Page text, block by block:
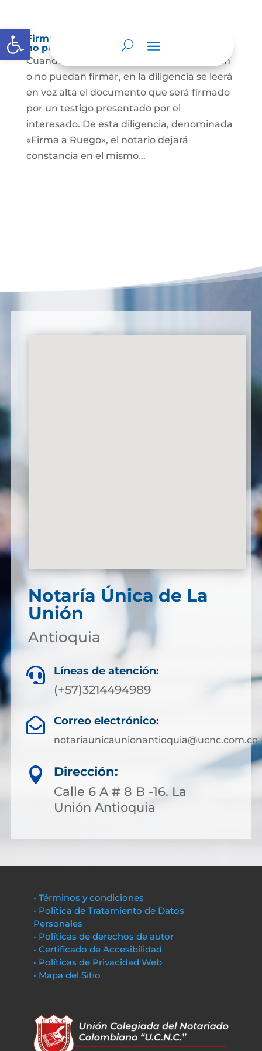
Abrir barra de herramientas
Firma a Ruego – Personas que no saben o
no puede firmar
Cuando se trate de personas que no sepan
o no puedan firmar, en la diligencia se leerá
en voz alta el documento que será firmado
por un testigo presentado por el
interesado. De esta diligencia, denominada
«Firma a Ruego», el notario dejará
constancia en el mismo...
Notaría Única de La
Unión
Antioquia
 Líneas de atención:
(+57)3214494989
 Correo electrónico:
notariaunicaunionantioquia@ucnc.com.co

Dirección:
Calle 6 A # 8 B -16. La
Unión Antioquia
• Términos y condiciones
• Política de Tratamiento de Datos
Personales
• Políticas de derechos de autor
• Certificado de Accesibilidad
• Políticas de Privacidad Web
• Mapa del Sitio